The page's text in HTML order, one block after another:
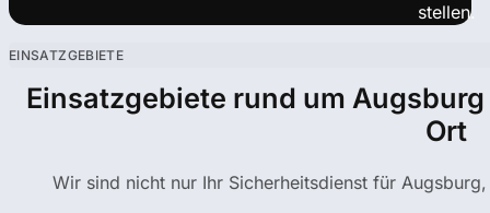
stellen.
EINSATZGEBIETE
Einsatzgebiete rund um
Ort
Wir sind nicht nur Ihr Sicherheitsdienst für